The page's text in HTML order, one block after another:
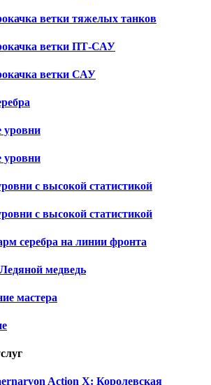
ветки тяжелых танков
ветки ПТ-САУ
ветки САУ
уровни
уровни
с высокой статистикой
с высокой статистикой
серебра на линии фронта
медведь
мастера
Action X: Королевская